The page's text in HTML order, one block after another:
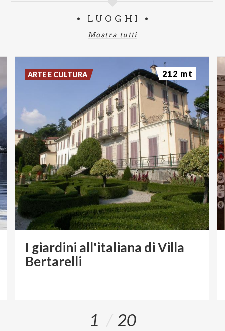
LUOGHI
Mostra tutti
I giardini all'italiana di Villa
Bertarelli
ARTE E CULTURA 212 mt
1 20